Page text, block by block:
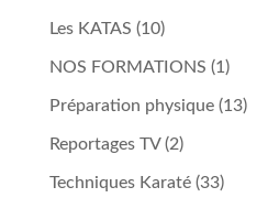
Les KATAS (10)
NOS FORMATIONS (1)
Préparation physique(13)
Reportages TV(2)
Techniques Karaté(33)